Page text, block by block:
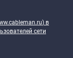
) в
сети